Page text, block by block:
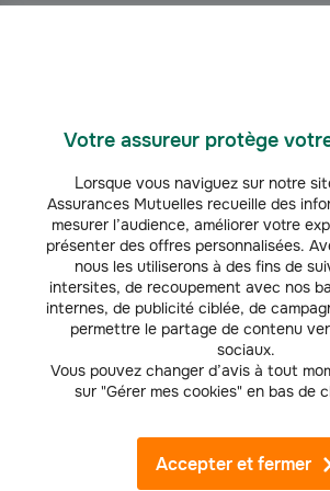
Votre assureur protège
Lorsque vous naviguez sur notre
Assurances Mutuelles recueille des
mesurer l’audience, améliorer votre
présenter des offres personnalisées.
nous les utiliserons à des fins de
intersites, de recoupement avec nos
internes, de publicité ciblée, de
permettre le partage de contenu
sociaux.
Vous pouvez changer d’avis à tout
sur "Gérer mes cookies" en bas de
Accepter et fermer
favorise la prise de poids et augmente le
comme le diabète.
Improviser des régimes: enchaîner des
suivi d’un professionnel vous expose au
poids, puis reprise de poids rapide et
terminé).
Conseil d’expert
Un adulte résiste-t-il plus
qu’un enfant ?